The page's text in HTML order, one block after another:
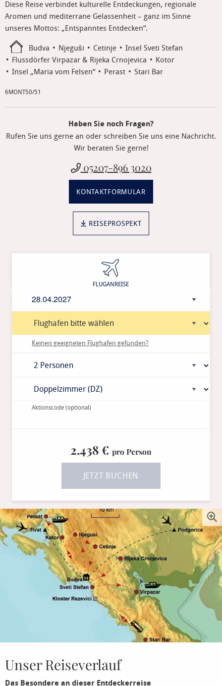
Diese Reise verbindet kulturelle Entdeckungen, regionale
Aromen und mediterrane Gelassenheit – ganz im Sinne
unseres Mottos: „Entspanntes Entdecken“.
Budva
Njeguši Cetinje
Insel Sveti Stefan
Flussdörfer Virpazar & Rijeka Crnojevica
Kotor
Insel „Maria vom Felsen“
Perast Stari Bar
6MONT50/51
Haben Sie noch Fragen?
Rufen Sie uns gerne an oder schreiben Sie uns eine Nachricht.
Wir beraten Sie gerne!
05207-896 3020
KONTAKTFORMULAR
REISEPROSPEKT
Keinen geeigneten Flughafen gefunden?
Aktionscode(optional)
2.438 € pro Person
JETZT BUCHEN
Unser Reiseverlauf
Das Besondere an dieser Entdeckerreise